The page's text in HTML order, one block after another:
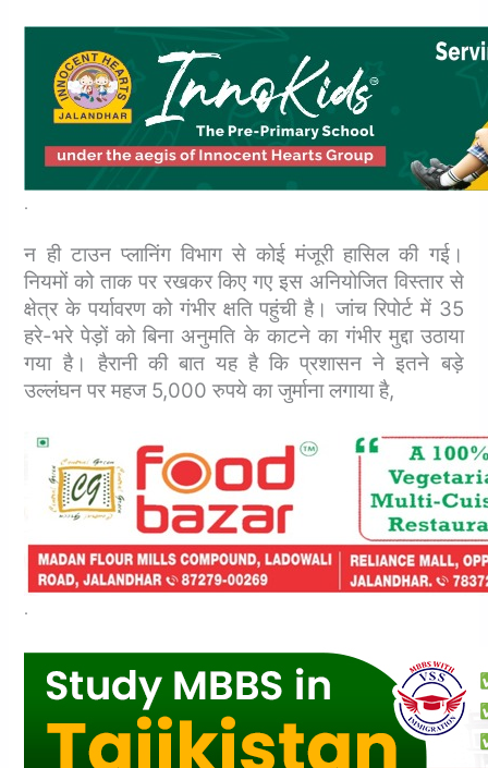
.
न ही टाउन प्लानिंग विभाग से कोई मंजूरी हासिल की गई।
नियमों को ताक पर रखकर किए गए इस अनियोजित विस्तार से
क्षेत्र के पर्यावरण को गंभीर क्षति पहुंची है। जांच रिपोर्ट में 35
हरे-भरे पेड़ों को बिना अनुमति के काटने का गंभीर मुद्दा उठाया
गया है। हैरानी की बात यह है कि प्रशासन ने इतने बड़े
उल्लंघन पर महज 5,000 रुपये का जुर्माना लगाया है,
.